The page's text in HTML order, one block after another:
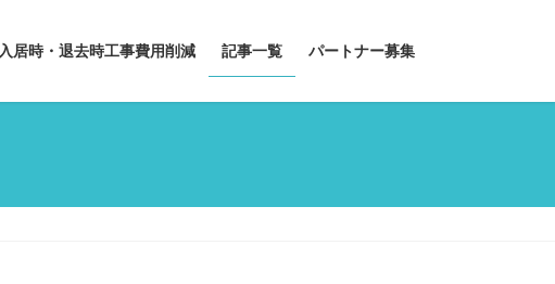
入居時・退去時工事費用削減 記事一覧 パートナー募集